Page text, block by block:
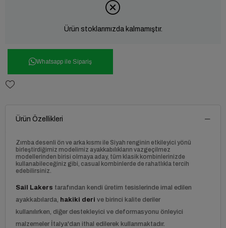
Ürün stoklarımızda kalmamıştır.
Whatsapp ile Sipariş
Ürün Özellikleri
Zımba desenli ön ve arka kısmı ile Siyah renginin etkileyici yönü
birleştirdiğimiz modelimiz ayakkabılıkların vazgeçilmez
modellerinden birisi olmaya aday, tüm klasik kombinlerinizde
kullanabileceğiniz gibi, casual kombinlerde de rahatlıkla tercih
edebilirsiniz.
Sail Lakers tarafından kendi üretim tesislerinde imal edilen
ayakkabılarda, hakiki deri ve birinci kalite deriler
kullanılırken, diğer destekleyici ve deformasyonu önleyici
malzemeler İtalya'dan ithal edilerek kullanmaktadır.